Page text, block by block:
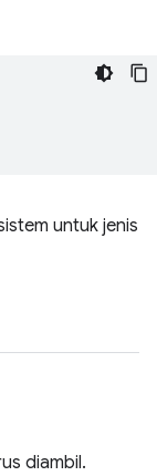
untuk jenis
diambil.